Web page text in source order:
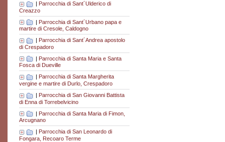
Parrocchia di Sant´Ulderico di
Creazzo
| Parrocchia di Sant´Urbano papa e
martire di Cresole, Caldogno
Parrocchia di Sant´Andrea apostolo
di Crespadoro
| Parrocchia di Santa Maria e Santa
Fosca di Dueville
Parrocchia di Santa Margherita
vergine e martire di Durlo, Crespadoro
| Parrocchia di San Giovanni Battista
di Enna di Torrebelvicino
| Parrocchia di Santa Maria di Fimon,
Arcugnano
| Parrocchia di San Leonardo di
Fongara, Recoaro Terme